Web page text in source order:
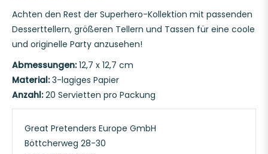
Achten den Rest der Superhero-Kollektion mit passenden
Desserttellern, größeren Tellern und Tassen für eine coole
und originelle Party anzusehen!
Abmessungen:12,7 x 12,7 cm
Material:3-lagiges Papier
Anzahl:20 Servietten pro Packung
Great Pretenders Europe GmbH
Böttcherweg 28-30